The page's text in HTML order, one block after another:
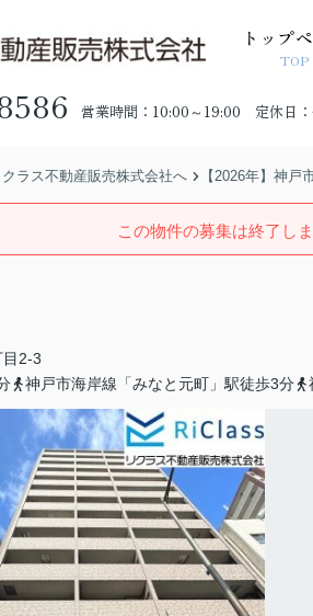
トップ
TOP
営業時間：10:00～19:00 定休日
ラス不動産販売株式会社へ 【2026年】神戸
この物件の募集は終了しま
目2-3
神戸市海岸線「みなと元町」駅徒歩3分